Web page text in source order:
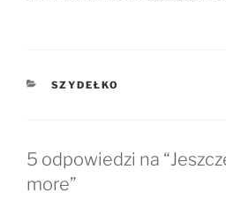
KATEGORIE
SZYDEŁKO
5 odpowiedzi na
more”